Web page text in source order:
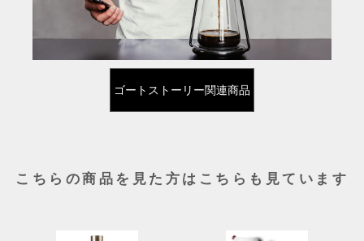
ゴートストーリー関連商品
こちらの商品を見た方はこちらも見ています